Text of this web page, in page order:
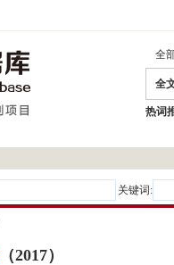
全
全
热词
关键词:
（2017）